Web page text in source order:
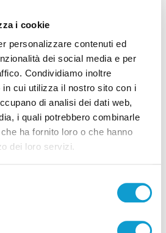
i cookie
personalizzare contenuti ed
dei social media e per
Condividiamo inoltre
in cui utilizza il nostro sito con i
di analisi dei dati web,
i quali potrebbero combinarle
ha fornito loro o che hanno
dei loro servizi.